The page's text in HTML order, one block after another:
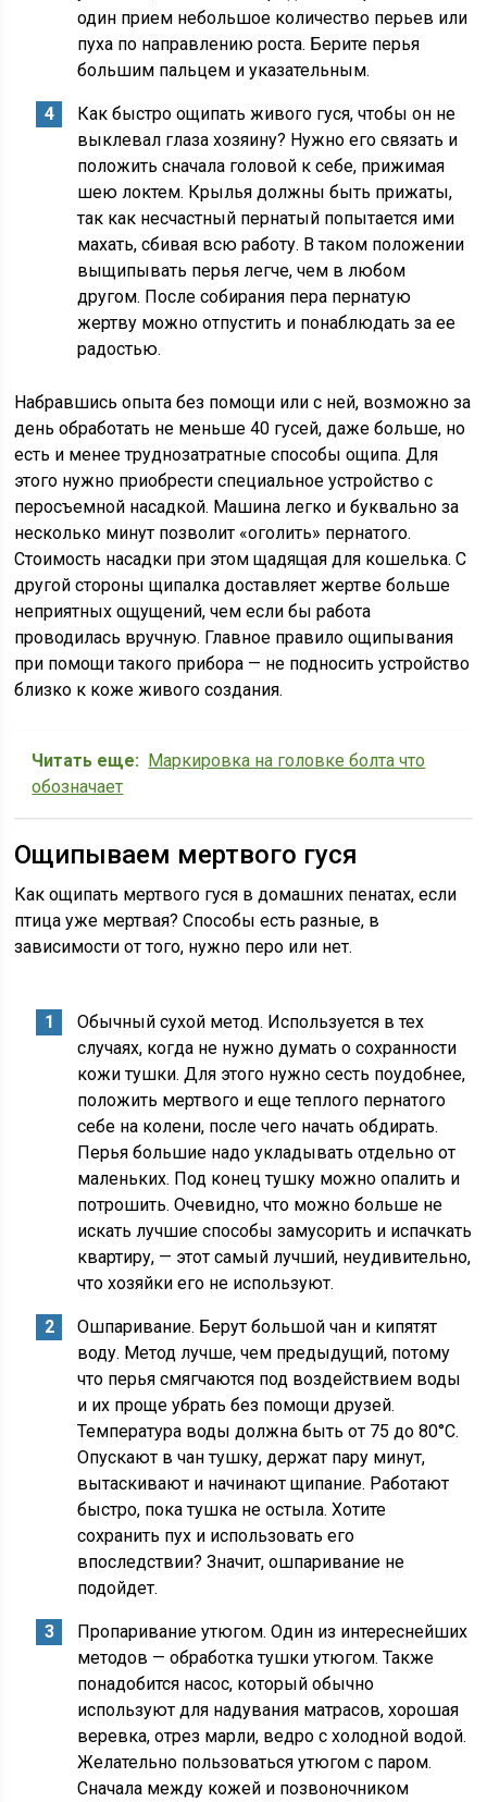
один прием небольшое количество перьев или
пуха по направлению роста. Берите перья
большим пальцем и указательным.
Как быстро ощипать живого гуся, чтобы он не
выклевал глаза хозяину? Нужно его связать и
положить сначала головой к себе, прижимая
шею локтем. Крылья должны быть прижаты,
так как несчастный пернатый попытается ими
махать, сбивая всю работу. В таком положении
выщипывать перья легче, чем в любом
другом. После собирания пера пернатую
жертву можно отпустить и понаблюдать за ее
радостью.
Набравшись опыта без помощи или с ней, возможно за
день обработать не меньше 40 гусей, даже больше, но
есть и менее труднозатратные способы ощипа. Для
этого нужно приобрести специальное устройство с
перосъемной насадкой. Машина легко и буквально за
несколько минут позволит «оголить» пернатого.
Стоимость насадки при этом щадящая для кошелька. С
другой стороны щипалка доставляет жертве больше
неприятных ощущений, чем если бы работа
проводилась вручную. Главное правило ощипывания
при помощи такого прибора — не подносить устройство
близко к коже живого создания.
Читать еще: Маркировка на головке болта что
обозначает
Ощипываем мертвого гуся
Как ощипать мертвого гуся в домашних пенатах, если
птица уже мертвая? Способы есть разные, в
зависимости от того, нужно перо или нет.
Обычный сухой метод. Используется в тех
случаях, когда не нужно думать о сохранности
кожи тушки. Для этого нужно сесть поудобнее,
положить мертвого и еще теплого пернатого
себе на колени, после чего начать обдирать.
Перья большие надо укладывать отдельно от
маленьких. Под конец тушку можно опалить и
потрошить. Очевидно, что можно больше не
искать лучшие способы замусорить и испачкать
квартиру, — этот самый лучший, неудивительно,
что хозяйки его не используют.
Ошпаривание. Берут большой чан и кипятят
воду. Метод лучше, чем предыдущий, потому
что перья смягчаются под воздействием воды
и их проще убрать без помощи друзей.
Температура воды должна быть от 75 до 80°С.
Опускают в чан тушку, держат пару минут,
вытаскивают и начинают щипание. Работают
быстро, пока тушка не остыла. Хотите
сохранить пух и использовать его
впоследствии? Значит, ошпаривание не
подойдет.
Пропаривание утюгом. Один из интереснейших
методов — обработка тушки утюгом. Также
понадобится насос, который обычно
используют для надувания матрасов, хорошая
веревка, отрез марли, ведро с холодной водой.
Желательно пользоваться утюгом с паром.
Сначала между кожей и позвоночником